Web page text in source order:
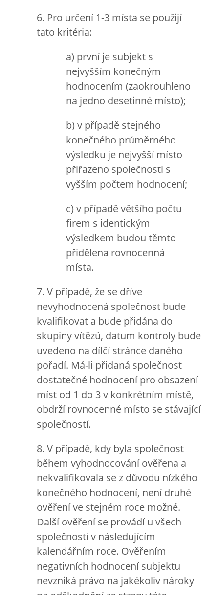
6. Pro určení 1-3 místa se použijí
tato kritéria:
a) první je subjekt s
nejvyšším konečným
hodnocením (zaokrouhleno
na jedno desetinné místo);
b) v případě stejného
konečného průměrného
výsledku je nejvyšší místo
přiřazeno společnosti s
vyšším počtem hodnocení;
c) v případě většího počtu
firem s identickým
výsledkem budou těmto
přidělena rovnocenná
místa.
7. V případě, že se dříve
nevyhodnocená společnost bude
kvalifikovat a bude přidána do
skupiny vítězů, datum kontroly bude
uvedeno na dílčí stránce daného
pořadí. Má-li přidaná společnost
dostatečné hodnocení pro obsazení
míst od 1 do 3 v konkrétním místě,
obdrží rovnocenné místo se stávající
společností.
8. V případě, kdy byla společnost
během vyhodnocování ověřena a
nekvalifikovala se z důvodu nízkého
konečného hodnocení, není druhé
ověření ve stejném roce možné.
Další ověření se provádí u všech
společností v následujícím
kalendářním roce. Ověřením
negativních hodnocení subjektu
nevzniká právo na jakékoliv nároky